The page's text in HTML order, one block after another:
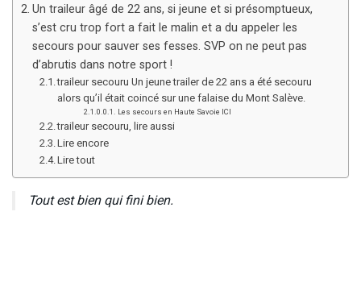
Un traileur âgé de 22 ans, si jeune et si présomptueux,
s’est cru trop fort a fait le malin et a du appeler les
secours pour sauver ses fesses. SVP on ne peut pas
d’abrutis dans notre sport !
traileur secouru Un jeune trailer de 22 ans a été secouru
alors qu’il était coincé sur une falaise du Mont Salève.
Les secours en Haute Savoie ICI
traileur secouru, lire aussi
Lire encore
Lire tout
Tout est bien qui fini bien.